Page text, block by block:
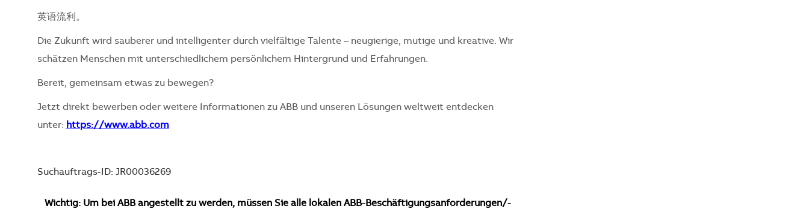
英语流利。
Die Zukunft wird sauberer und intelligenter durch vielfältige Talente – neugierige, mutige und kreative. Wir
schätzen Menschen mit unterschiedlichem persönlichem Hintergrund und Erfahrungen.
Bereit, gemeinsam etwas zu bewegen?
Jetzt direkt bewerben oder weitere Informationen zu ABB und unseren Lösungen weltweit entdecken
unter: https://www.abb.com
Suchauftrags-ID: JR00036269
Wichtig: Um bei ABB angestellt zu werden, müssen Sie alle lokalen ABB-Beschäftigungsanforderungen/-